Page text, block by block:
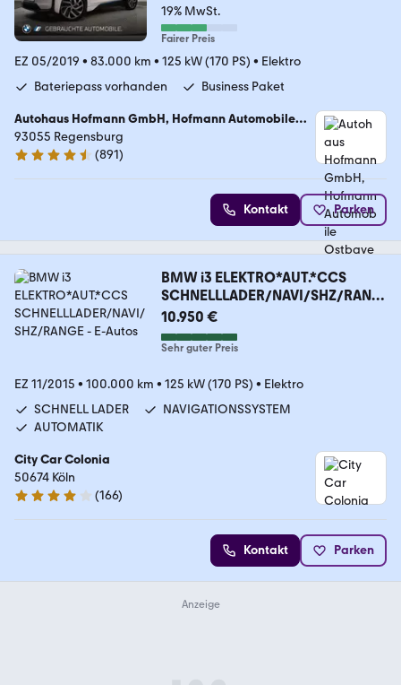
19% MwSt.
Fairer Preis
EZ 05/2019 • 83.000 km • 125 kW (170 PS) • Elektro
Bateriepass vorhanden
Business Paket
Autohaus Hofmann GmbH, Hofmann Automobile
Ostbayern
93055 Regensburg
4.7 Sterne
(891)
Kontakt Parken
BMW i3 ELEKTRO*AUT.*CCS
SCHNELLLADER/NAVI/SHZ/RANG
E
10.950 €
Sehr guter Preis
EZ 11/2015 • 100.000 km • 125 kW (170 PS) • Elektro
SCHNELL LADER
NAVIGATIONSSYSTEM
AUTOMATIK
City Car Colonia
50674 Köln
3.8 Sterne
(166)
Kontakt Parken